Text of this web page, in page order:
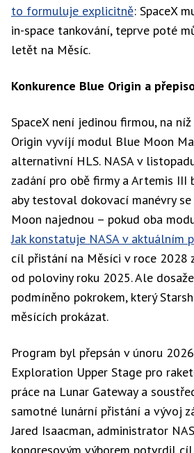
to formuluje explicitně: SpaceX
in-space tankování, teprve poté
letět na Měsíc.
Konkurence Blue Origin a
SpaceX není jedinou firmou, na
Origin vyvíjí modul Blue Moon
alternativní HLS. NASA v
zadání pro obě firmy a Artemis III
aby testoval dokovací manévry
Moon najednou – pokud oba
Jak konstatuje NASA v aktuálním
cíl přistání na Měsíci v roce 2028
od poloviny roku 2025. Ale
podmíněno pokrokem, který
měsících prokázat.
Program byl přepsán v únoru
Exploration Upper Stage pro
práce na Lunar Gateway a
samotné lunární přistání a vývoj
Jared Isaacman, administrator